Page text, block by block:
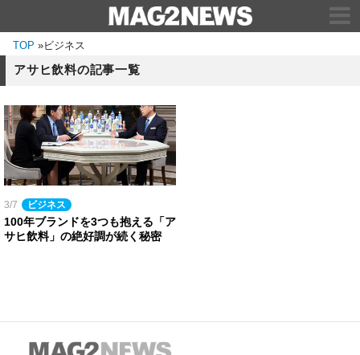
TOP »ビジネス
アサヒ飲料の記事一覧
3/7 ビジネス
100年ブランドを3つも抱える「ア
サヒ飲料」の絶好調が続く秘密